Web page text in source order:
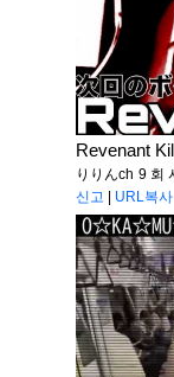
Revenant
りりんch 9 회
신고
URL복사